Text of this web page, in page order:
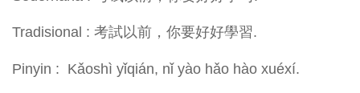
Tradisional : 考試以前，你要好好學習.
Pinyin : Kǎoshì yǐqián, nǐ yào hǎo hào xuéxí.